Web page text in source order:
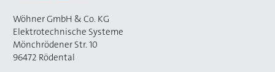
Wöhner GmbH & Co. KG
Elektrotechnische Systeme
Mönchrödener Str. 10
96472 Rödental